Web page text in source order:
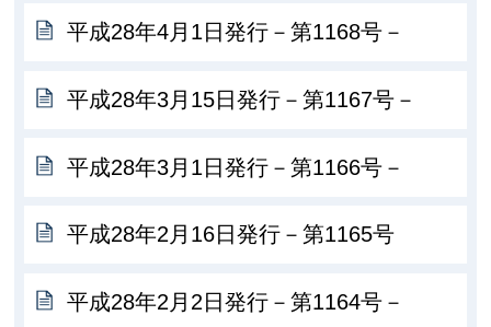
平成28年4月1日発行－第1168号－
平成28年3月15日発行－第1167号－
平成28年3月1日発行－第1166号－
平成28年2月16日発行－第1165号
平成28年2月2日発行－第1164号－